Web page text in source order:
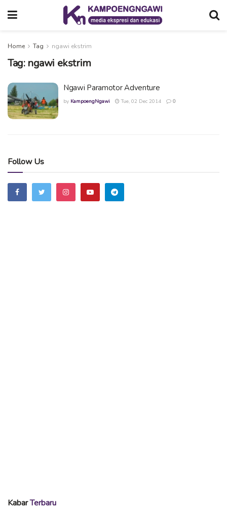
Home Tag ngawi ekstrim
Tag: ngawi ekstrim
Ngawi Paramotor Adventure
by KampoengNgawi Tue, 02 Dec 2014 0
Follow Us
KabarTerbaru